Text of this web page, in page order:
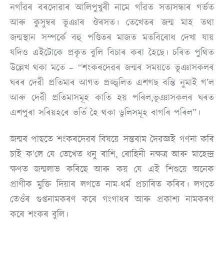
নগাঁৱৰ বৰদোৱাৰ আলিপুখুৰী নামে গাঁৱত সত্যসন্ধাৰ গৰ্ভত
আৰু কুসুম্বৰ ভূঞাৰ ঔৰসত। তেখেতৰ জন্ম মাহ তথা
জন্মস্থান সম্পৰ্কে বহু পণ্ডিতৰ মাজত মতবিৰোধ দেখা যায়
যদিও এইটোকে প্ৰকৃত বুলি বিচাৰ কৰা হৈছে। চৰিত পুথিত
উল্লেখ থকা মতে – “শংকৰদেৱৰ জন্মৰ সময়তে ভূঞাসকলৰ
ঘৰৰ দেৱী প্ৰতিমাৰ আগত প্ৰজ্জ্বলিত এশগছ বন্তি নুমাই গ’ল
আৰু দেৱী প্ৰতিমাসমূহ কাতি হয় পৰিল,ভূঞাসকলৰ ঘৰত
এশপুৰা সৰিয়হৰে ভৰ্তি হৈ থকা ডুলিসমূহ বাগৰি পৰিল”।
জন্মৰ পাছতে শংকৰদেৱৰ বিষয়ে সন্তৰাম দৈৱজ্ঞই গণনা কৰি
চাই ক’লে যে তেখেত ধনু ৰাশি, ৰোহিনী নক্ষত্ৰ আৰু মাহেন্দ্ৰ
ক্ষণত জন্মলাভ কৰিছে আৰু কয় যে এই শিশুয়ে অনেক
প্ৰাণীক মুক্তি দিয়াৰ লগতে নাম-ধৰ্ম প্ৰচাৰিত কৰিব। লগতে
তেওঁৰ গুপ্তনামকৰণ কৰে গংগাধৰ আৰু প্ৰকাশ্য নামকৰণ
কৰে শংকৰ বুলি।